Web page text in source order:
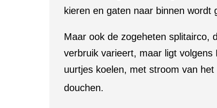
kieren en gaten naar binnen wordt
Maar ook de zogeheten splitairco,
verbruik varieert, maar ligt
uurtjes koelen, met stroom van
douchen.